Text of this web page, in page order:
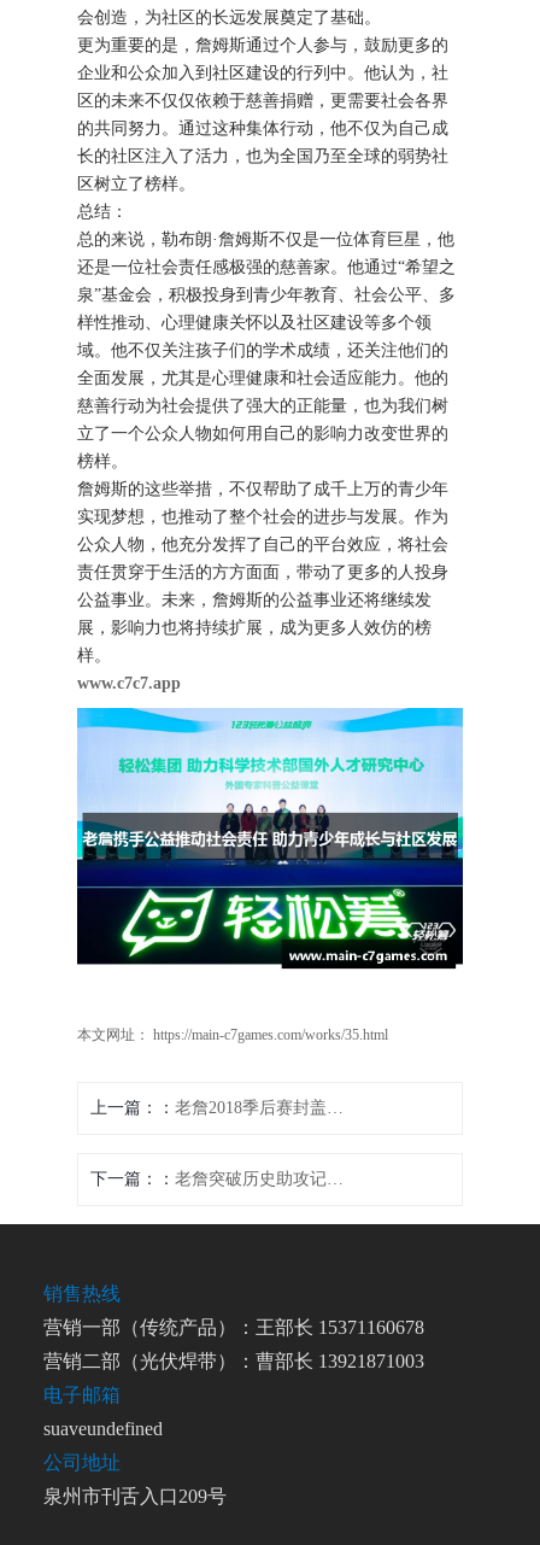
会创造，为社区的长远发展奠定了基础。
更为重要的是，詹姆斯通过个人参与，鼓励更多的
企业和公众加入到社区建设的行列中。他认为，社
区的未来不仅仅依赖于慈善捐赠，更需要社会各界
的共同努力。通过这种集体行动，他不仅为自己成
长的社区注入了活力，也为全国乃至全球的弱势社
区树立了榜样。
总结：
总的来说，勒布朗·詹姆斯不仅是一位体育巨星，他
还是一位社会责任感极强的慈善家。他通过“希望之
泉”基金会，积极投身到青少年教育、社会公平、多
样性推动、心理健康关怀以及社区建设等多个领
域。他不仅关注孩子们的学术成绩，还关注他们的
全面发展，尤其是心理健康和社会适应能力。他的
慈善行动为社会提供了强大的正能量，也为我们树
立了一个公众人物如何用自己的影响力改变世界的
榜样。
詹姆斯的这些举措，不仅帮助了成千上万的青少年
实现梦想，也推动了整个社会的进步与发展。作为
公众人物，他充分发挥了自己的平台效应，将社会
责任贯穿于生活的方方面面，带动了更多的人投身
公益事业。未来，詹姆斯的公益事业还将继续发
展，影响力也将持续扩展，成为更多人效仿的榜
样。
www.c7c7.app
本文网址： https://main-c7games.com/works/35.html
上一篇： 老詹2018季后赛封盖绝杀瞬间成传奇 一次关键防守改变比赛走向
下一篇： 老詹突破历史助攻记录成就伟大传球王者之路
销售热线
营销一部（传统产品）：王部长 15371160678
营销二部（光伏焊带）：曹部长 13921871003
电子邮箱
suaveundefined
公司地址
泉州市刊舌入口209号